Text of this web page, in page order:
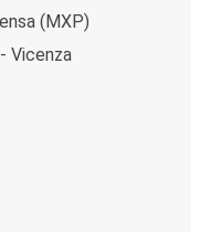
(MXP)
Vicenza